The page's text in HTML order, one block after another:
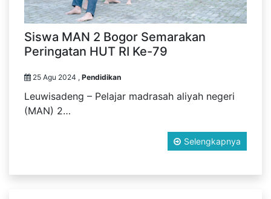
Siswa MAN 2 Bogor Semarakan
Peringatan HUT RI Ke-79
25 Agu 2024 , Pendidikan
Leuwisadeng – Pelajar madrasah aliyah negeri
(MAN) 2…
Selengkapnya